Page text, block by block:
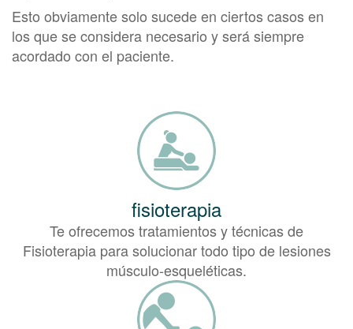
Esto obviamente solo sucede en ciertos casos en
los que se considera necesario y será siempre
acordado con el paciente.
fisioterapia
Te ofrecemos tratamientos y técnicas de
Fisioterapia para solucionar todo tipo de lesiones
músculo-esqueléticas.